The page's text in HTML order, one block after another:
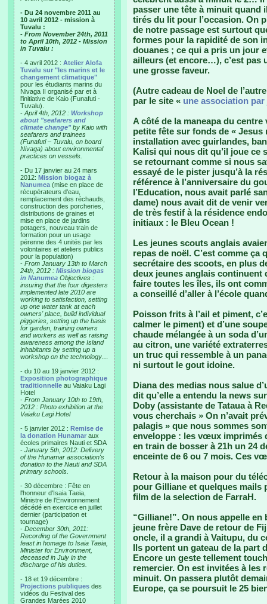
- Du 24 novembre 2011 au
10 avril 2012 - mission à
Tuvalu :
- From November 24th, 2011
to April 10th, 2012 - Mission
in Tuvalu :
- 4 avril 2012 : Atelier Alofa
Tuvalu sur "les marins et le
changement climatique"
pour les étudiants marins du
Nivaga II organisé par et à
l'initiative de Kaio (Funafuti -
Tuvalu).
- April 4th, 2012 : Workshop
about "seafarers and
climate change"by Kaio with
seafarers and trainees
(Funafuti – Tuvalu, on board
Nivaga) about environmental
practices on vessels.
- Du 17 janvier au 24 mars
2012: Mission biogaz à
Nanumea (mise en place de
récupérateurs d'eau,
remplacement des réchauds,
construction des porcheries,
distributions de graines et
mise en place de jardins
potagers, nouveau train de
formation pour un usage
pérenne des 4 unités par les
volontaires et ateliers publics
pour la population)
- From January 13th to March
24th, 2012 : Mission biogas
in Nanumea Objectives :
insuring that the four digesters
implemented late 2010 are
working to satisfaction, setting
up one water tank at each
owners' place, build individual
piggeries, setting up the basis
for garden, training owners
and workers as well as raising
awareness among the Island
inhabitants by setting up a
workshop on the technology…
- du 10 au 19 janvier 2012 :
Exposition photographique
traditionnelle au Vaiaku Lagi
Hotel
- From January 10th to 19th,
2012 : Photo exhibition at the
Vaiaku Lagi Hotel
- 5 janvier 2012 : Remise de
la donation Hunamar aux
écoles primaires Nauti et SDA
- January 5th, 2012: Delivery
of the Hunamar association's
donation to the Nauti and SDA
primary schools.
- 30 décembre : Fête en
l'honneur d'Isaia Taeia,
Ministre de l'Environnement
décédé en exercice en juillet
dernier (participation et
tournage)
- December 30th, 2011:
Recording of the Government
feast in homage to Isaia Taeia,
Minister for Environment,
deceased in July in the
discharge of his duties.
- 18 et 19 décembre :
Projections publiques des
vidéos du Festival des
Grandes Marées 2010
passer une tête à minuit quand
tirés du lit pour l’occasion. On
de notre passage est surtout
formes pour la rapidité de son
douanes ; ce qui a pris un jour
ailleurs (et encore…), c’est pas
une grosse faveur.
(Autre cadeau de Noel de
par le site « une association
A côté de la maneapa du
petite fête sur fonds de « Jesus
installation avec guirlandes,
Kalisi qui nous dit qu’il joue ce
se retournant comme si nous
essayé de le pister jusqu’à la
référence à l’anniversaire du
l’Education, nous avait parlé
dame) nous avait dit de venir
de très festif à la résidence
initiaux : le Bleu Ocean !
Les jeunes scouts anglais
repas de noël. C’est comme ça
secrétaire des scoots, en plus
deux jeunes anglais continuent
faire toutes les îles, ils ont
a conseillé d’aller à l’école
Poisson frits à l’ail et piment,
calmer le piment) et d’une
chaude mélangée à un soda
au citron, une variété
un truc qui ressemble à un
ni surtout le gout idoine.
Diana des medias nous salue
dit qu’elle a entendu la news
Doby (assistante de Tataua à
vous cherchais » On n’avait
palagis » que nous sommes
enveloppe : les vœux imprimés
en train de bosser à 21h un 24
enceinte de 6 ou 7 mois. Ces
Retour à la maison pour du
pour Gilliane et quelques mails
film de la selection de FarraH.
“Gilliane!”. On nous appelle en
jeune frère Dave de retour de
oncle, il a grandi à Vaitupu, du
Ils portent un gateau de la part
Encore un geste tellement
remercier. On est invitées à les
minuit. On passera plutôt
Europe, ça se poursuit le 25